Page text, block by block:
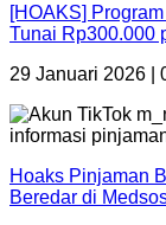
[HOAKS]
Tunai Rp300.000
29 Januari 2026 |
Hoaks Pinjaman
Beredar di